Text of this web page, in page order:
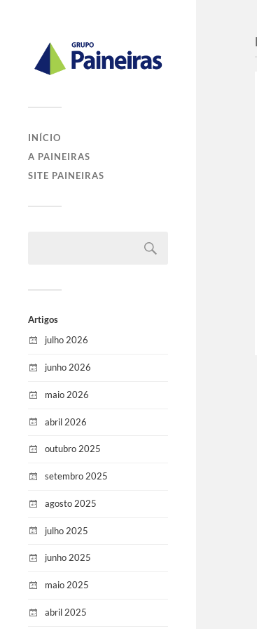
INÍCIO
A PAINEIRAS
SITE PAINEIRAS
Artigos
julho 2026
junho 2026
maio 2026
abril 2026
outubro 2025
setembro 2025
agosto 2025
julho 2025
junho 2025
maio 2025
abril 2025